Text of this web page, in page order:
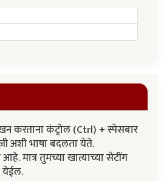
करताना कंट्रोल (Ctrl) + स्पेसबार
अशी भाषा बदलता येते.
मात्र तुमच्या खात्याच्या सेटींग
येईल.